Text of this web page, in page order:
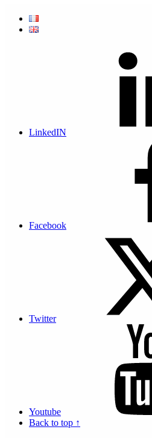
LinkedIN
Facebook
Twitter
Youtube
Back to top ↑
Protection des
serveurs de fichiers
avec notre solution d’externalisation
MonacoDatacenter. Récupération
autonomie avec la navigation
Pourquoi
NAS et serveurs
De nos jours, une sauvegarde
protéger les données de vos serveurs
serveurs de fichiers sont ciblés par
qui peuvent chiffrer vos
De plus, de plus en plus d’attaques
entreprises. Alors que 43 % des
entreprises, seules 14 % d’entre
préparées, conscientes et capables de
données.
Quelques chiffres sur le
Au delà des risques liés à la